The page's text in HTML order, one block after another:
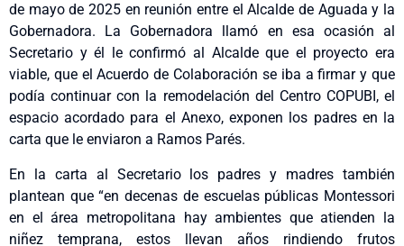
de mayo de 2025 en reunión entre el Alcalde de Aguada y la
Gobernadora. La Gobernadora llamó en esa ocasión al
Secretario y él le confirmó al Alcalde que el proyecto era
viable, que el Acuerdo de Colaboración se iba a firmar y que
podía continuar con la remodelación del Centro COPUBI, el
espacio acordado para el Anexo, exponen los padres en la
carta que le enviaron a Ramos Parés.
En la carta al Secretario los padres y madres también
plantean que “en decenas de escuelas públicas Montessori
en el área metropolitana hay ambientes que atienden la
niñez temprana, estos llevan años rindiendo frutos